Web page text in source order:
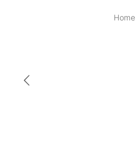
Home